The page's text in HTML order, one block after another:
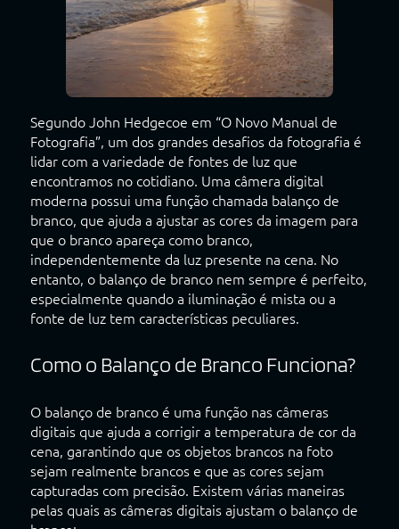
Segundo John Hedgecoe em “O Novo Manual de
Fotografia”, um dos grandes desafios da fotografia é
lidar com a variedade de fontes de luz que
encontramos no cotidiano. Uma câmera digital
moderna possui uma função chamada balanço de
branco, que ajuda a ajustar as cores da imagem para
que o branco apareça como branco,
independentemente da luz presente na cena. No
entanto, o balanço de branco nem sempre é perfeito,
especialmente quando a iluminação é mista ou a
fonte de luz tem características peculiares.
Como o Balanço de Branco Funciona?
O balanço de branco é uma função nas câmeras
digitais que ajuda a corrigir a temperatura de cor da
cena, garantindo que os objetos brancos na foto
sejam realmente brancos e que as cores sejam
capturadas com precisão. Existem várias maneiras
pelas quais as câmeras digitais ajustam o balanço de